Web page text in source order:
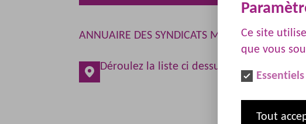
ANNUAIRE DES SYNDICATS MEMBRES DE LA
Déroulez la liste ci dessus pour retrouver
Ce site
que vous
Essentiels
Tout